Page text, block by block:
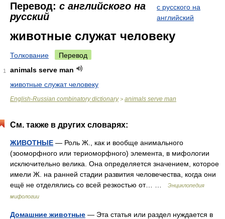
Перевод: с английского на
русский
с русского на
английский
животные служат человеку
Толкование Перевод
1
animals serve man
животные служат человеку
English-Russian combinatory dictionary> animals serve man
См. также в других словарях:
ЖИВОТНЫЕ — Роль Ж., как и вообще анимального
(зооморфного или териоморфного) элемента, в мифологии
исключительно велика. Она определяется значением, которое
имели Ж. на ранней стадии развития человечества, когда они
ещё не отделялись со всей резкостью от… …
Энциклопедия
мифологии
Домашние животные — Эта статья или раздел нуждается в